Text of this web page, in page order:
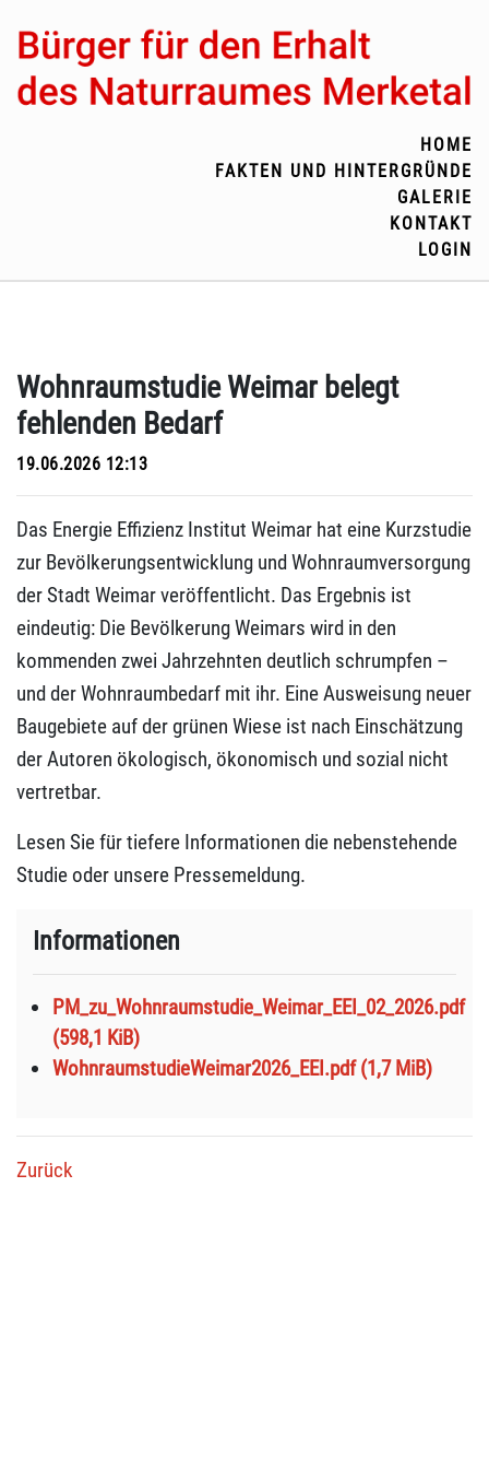
HOME
FAKTEN UND HINTERGRÜNDE
GALERIE
KONTAKT
LOGIN
Wohnraumstudie Weimar belegt
fehlenden Bedarf
19.06.2026 12:13
Das Energie Effizienz Institut Weimar hat eine Kurzstudie
zur Bevölkerungsentwicklung und Wohnraumversorgung
der Stadt Weimar veröffentlicht. Das Ergebnis ist
eindeutig: Die Bevölkerung Weimars wird in den
kommenden zwei Jahrzehnten deutlich schrumpfen –
und der Wohnraumbedarf mit ihr. Eine Ausweisung neuer
Baugebiete auf der grünen Wiese ist nach Einschätzung
der Autoren ökologisch, ökonomisch und sozial nicht
vertretbar.
Lesen Sie für tiefere Informationen die nebenstehende
Studie oder unsere Pressemeldung.
Informationen
PM_zu_Wohnraumstudie_Weimar_EEI_02_2026.pdf
(598,1 KiB)
WohnraumstudieWeimar2026_EEI.pdf(1,7 MiB)
Zurück